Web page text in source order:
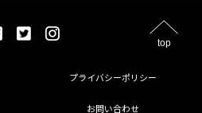
top
プライバシーポリシー
お問い合わせ